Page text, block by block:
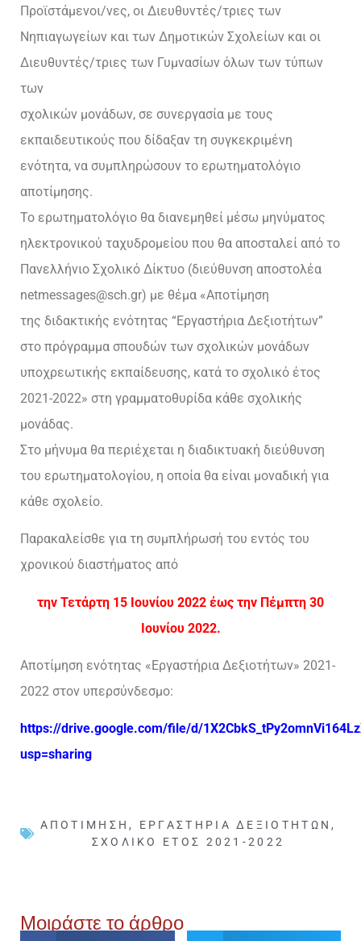
Προϊστάμενοι/νες, οι Διευθυντές/τριες των
Νηπιαγωγείων και των Δημοτικών Σχολείων και οι
Διευθυντές/τριες των Γυμνασίων όλων των τύπων
των
σχολικών μονάδων, σε συνεργασία με τους
εκπαιδευτικούς που δίδαξαν τη συγκεκριμένη
ενότητα, να συμπληρώσουν το ερωτηματολόγιο
αποτίμησης.
Το ερωτηματολόγιο θα διανεμηθεί μέσω μηνύματος
ηλεκτρονικού ταχυδρομείου που θα αποσταλεί από το
Πανελλήνιο Σχολικό Δίκτυο (διεύθυνση αποστολέα
netmessages@sch.gr) με θέμα «Αποτίμηση
της διδακτικής ενότητας “Εργαστήρια Δεξιοτήτων”
στο πρόγραμμα σπουδών των σχολικών μονάδων
υποχρεωτικής εκπαίδευσης, κατά το σχολικό έτος
2021-2022» στη γραμματοθυρίδα κάθε σχολικής
μονάδας.
Στο μήνυμα θα περιέχεται η διαδικτυακή διεύθυνση
του ερωτηματολογίου, η οποία θα είναι μοναδική για
κάθε σχολείο.
Παρακαλείσθε για τη συμπλήρωσή του εντός του
χρονικού διαστήματος από
την Τετάρτη 15 Ιουνίου 2022 έως την Πέμπτη 30
Ιουνίου 2022.
Αποτίμηση ενότητας «Εργαστήρια Δεξιοτήτων» 2021-
2022 στον υπερσύνδεσμο:
https://drive.google.com/file/d/
usp=sharing
ΑΠΟΤΊΜΗΣΗ , ΕΡΓΑΣΤΉΡΙΑ ΔΕΞΙΟΤΉΤΩΝ ,
ΣΧΟΛΙΚΌ ΈΤΟΣ 2021-2022
Μοιράστε το άρθρο